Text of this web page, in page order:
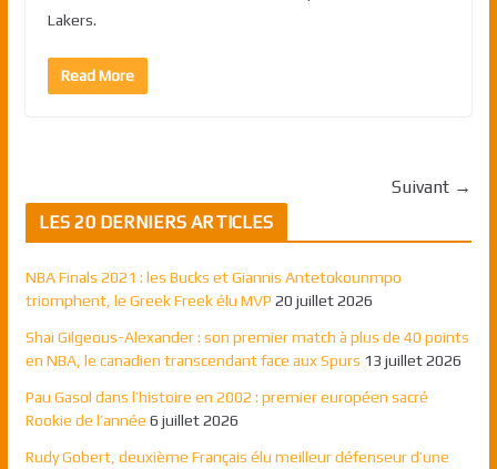
Lakers.
Read More
Suivant →
LES 20 DERNIERS ARTICLES
NBA Finals 2021 : les Bucks et Giannis Antetokounmpo
triomphent, le Greek Freek élu MVP 20 juillet 2026
Shai Gilgeous-Alexander : son premier match à plus de 40 points
en NBA, le canadien transcendant face aux Spurs 13 juillet 2026
Pau Gasol dans l’histoire en 2002 : premier européen sacré
Rookie de l’année 6 juillet 2026
Rudy Gobert, deuxième Français élu meilleur défenseur d’une